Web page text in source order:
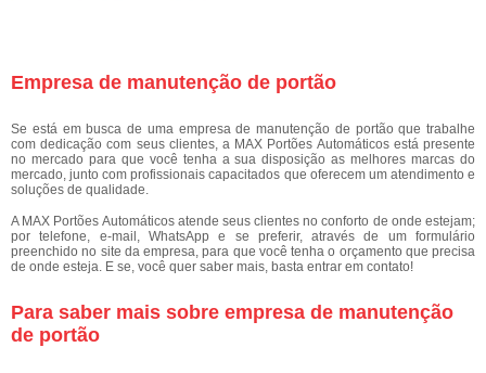
Empresa de manutenção de portão
Se está em busca de uma empresa de manutenção de portão que trabalhe
com dedicação com seus clientes, a MAX Portões Automáticos está presente
no mercado para que você tenha a sua disposição as melhores marcas do
mercado, junto com profissionais capacitados que oferecem um atendimento e
soluções de qualidade.
A MAX Portões Automáticos atende seus clientes no conforto de onde estejam;
por telefone, e-mail, WhatsApp e se preferir, através de um formulário
preenchido no site da empresa, para que você tenha o orçamento que precisa
de onde esteja. E se, você quer saber mais, basta entrar em contato!
Para saber mais sobre empresa de manutenção
de portão